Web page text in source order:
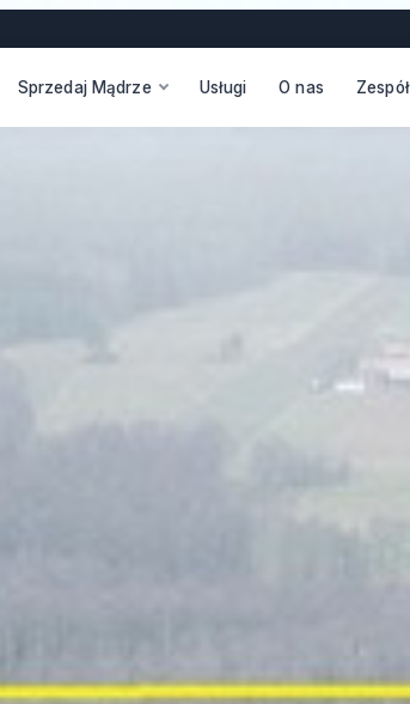
Sprzedaj Mądrze Usługi O nas Zespół